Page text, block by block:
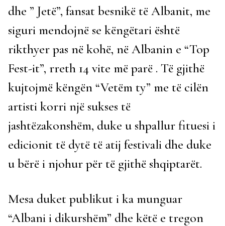
dhe ” Jetë”, fansat besnikë të Albanit, me
siguri mendojnë se këngëtari është
rikthyer pas në kohë, në Albanin e “Top
Fest-it”, rreth 14 vite më parë . Të gjithë
kujtojmë këngën “Vetëm ty” me të cilën
artisti korri një sukses të
jashtëzakonshëm, duke u shpallur fituesi i
edicionit të dytë të atij festivali dhe duke
u bërë i njohur për të gjithë shqiptarët.
Mesa duket publikut i ka munguar
“Albani i dikurshëm” dhe këtë e tregon